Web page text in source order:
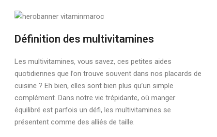
Définition des multivitamines
Les multivitamines, vous savez, ces petites aides
quotidiennes que l’on trouve souvent dans nos placards de
cuisine ? Eh bien, elles sont bien plus qu’un simple
complément. Dans notre vie trépidante, où manger
équilibré est parfois un défi, les multivitamines se
présentent comme des alliés de taille.